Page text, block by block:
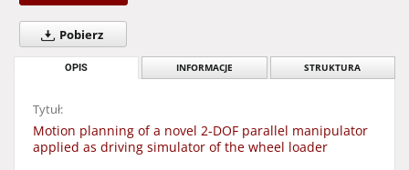
Pobierz
OPIS INFORMACJE STRUKTURA
Tytuł:
Motion planning of a novel 2-DOF parallel manipulator
applied as driving simulator of the wheel loader